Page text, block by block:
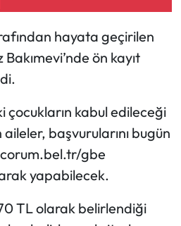
hayata geçirilen
ön kayıt
çocukların kabul edileceği
başvurularını bugün
gbe
yapabilecek.
TL olarak belirlendiği